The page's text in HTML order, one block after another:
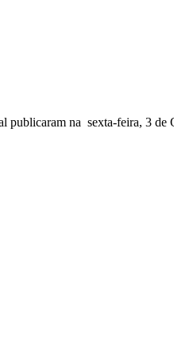
publicaram na sexta-feira, 3 de